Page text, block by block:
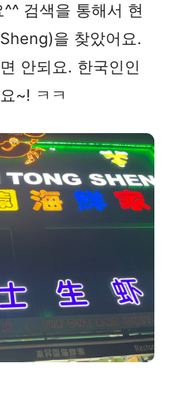
검색을 통해서 현
을 찾았어요.
안되요. 한국인인
~! ㅋㅋ